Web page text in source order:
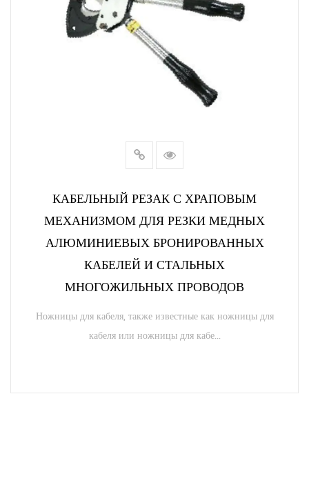
КАБЕЛЬНЫЙ РЕЗАК С ХРАПОВЫМ
МЕХАНИЗМОМ ДЛЯ РЕЗКИ МЕДНЫХ
АЛЮМИНИЕВЫХ БРОНИРОВАННЫХ
КАБЕЛЕЙ И СТАЛЬНЫХ
МНОГОЖИЛЬНЫХ ПРОВОДОВ
Ножницы для кабеля, также известные как ножницы для
кабеля или ножницы для кабе...